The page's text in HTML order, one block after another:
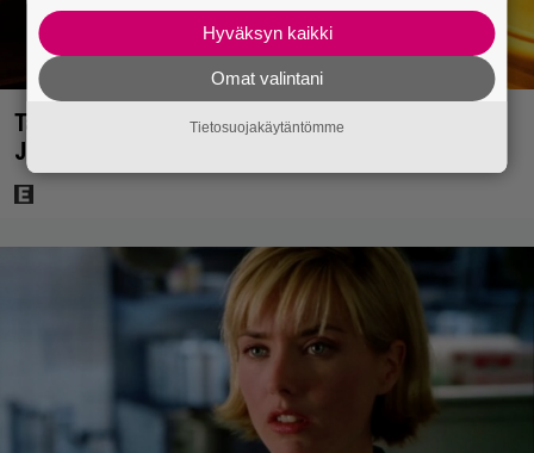
Tänään tv:ssä: Vuoden 2023 megaelokuva luottaa
Jason Stathamin karismaan
Hyväksyn kaikki
Omat valintani
Tietosuojakäytäntömme